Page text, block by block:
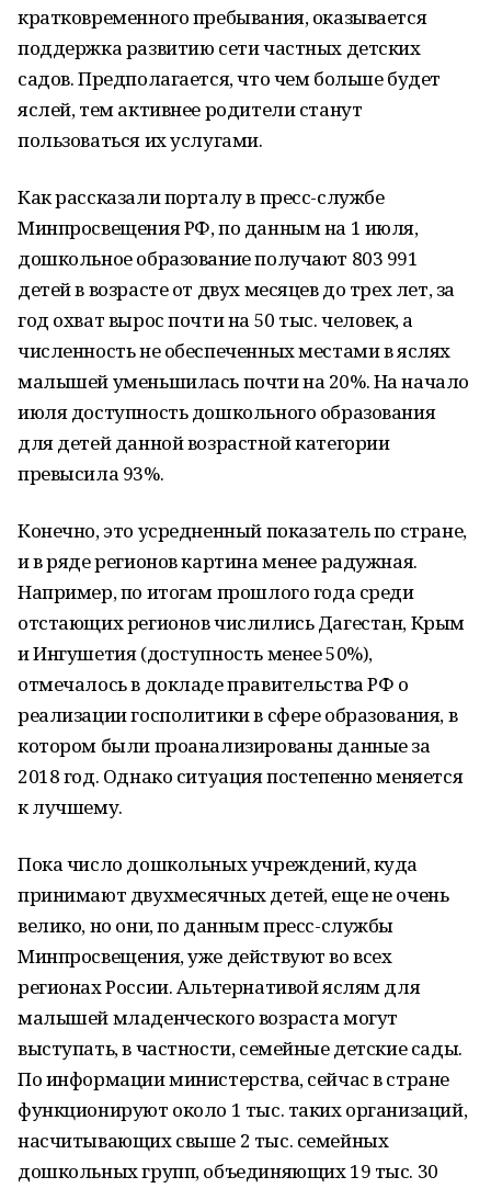
кратковременного пребывания, оказывается
поддержка развитию сети частных детских
садов. Предполагается, что чем больше будет
яслей, тем активнее родители станут
пользоваться их услугами.
Как рассказали порталу в пресс-службе
Минпросвещения РФ, по данным на 1 июля,
дошкольное образование получают 803 991
детей в возрасте от двух месяцев до трех лет, за
год охват вырос почти на 50 тыс. человек, а
численность не обеспеченных местами в яслях
малышей уменьшилась почти на 20%. На начало
июля доступность дошкольного образования
для детей данной возрастной категории
превысила 93%.
Конечно, это усредненный показатель по стране,
и в ряде регионов картина менее радужная.
Например, по итогам прошлого года среди
отстающих регионов числились Дагестан, Крым
и Ингушетия (доступность менее 50%),
отмечалось в докладе правительства РФ о
реализации госполитики в сфере образования, в
котором были проанализированы данные за
2018 год. Однако ситуация постепенно меняется
к лучшему.
Пока число дошкольных учреждений, куда
принимают двухмесячных детей, еще не очень
велико, но они, по данным пресс-службы
Минпросвещения, уже действуют во всех
регионах России. Альтернативой яслям для
малышей младенческого возраста могут
выступать, в частности, семейные детские сады.
По информации министерства, сейчас в стране
функционируют около 1 тыс. таких организаций,
насчитывающих свыше 2 тыс. семейных
дошкольных групп, объединяющих 19 тыс. 30